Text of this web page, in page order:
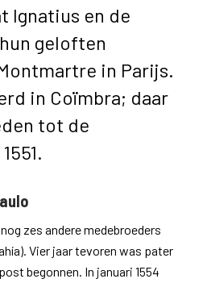
Ignatius en de
geloften
in Parijs.
in Coïmbra; daar
tot de
zes andere medebroeders
Vier jaar tevoren was pater
begonnen. In januari 1554